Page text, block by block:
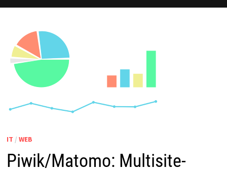
IT / WEB
Piwik/Matomo: Multisite-